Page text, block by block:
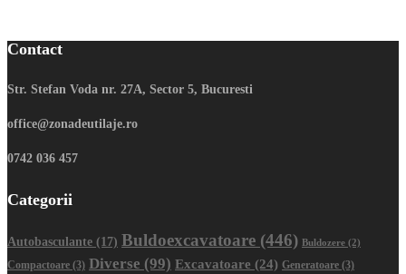
Contact
Str. Stefan Voda nr. 27A, Sector 5, Bucuresti
office@zonadeutilaje.ro
0742 036 457
Categorii
Autobasculante (17) Buldoexcavatoare (446) Buldozere (2)
Compactoare (3) Diverse (99) Excavatoare (24) Generatoare (3)